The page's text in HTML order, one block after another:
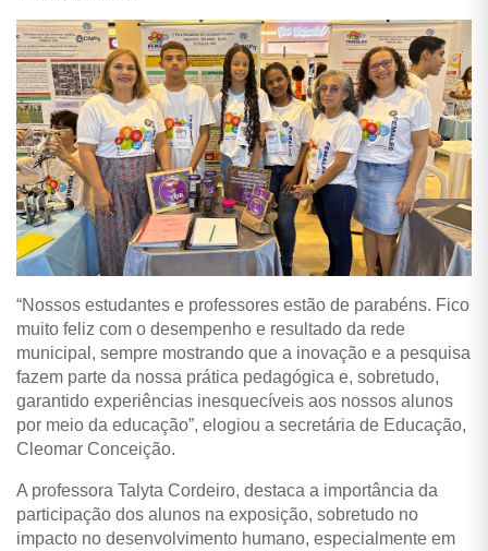
“Nossos estudantes e professores estão de parabéns. Fico
muito feliz com o desempenho e resultado da rede
municipal, sempre mostrando que a inovação e a pesquisa
fazem parte da nossa prática pedagógica e, sobretudo,
garantido experiências inesquecíveis aos nossos alunos
por meio da educação”, elogiou a secretária de Educação,
Cleomar Conceição.
A professora Talyta Cordeiro, destaca a importância da
participação dos alunos na exposição, sobretudo no
impacto no desenvolvimento humano, especialmente em